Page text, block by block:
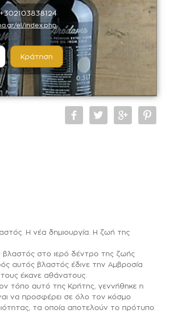
+302103838124
el/index.php
Η νέα δημιουργία. Η ζωή της
στο ιερό δέντρο της ζωής
αυτός βλαστός έδινε την Αμβροσία
έκανε αθάνατους.
τόπο αυτό της Κρήτης, γεννήθηκε η
να προσφέρει σε όλο τον κόσμο
τα οποία αποτελούν το πρότυπο